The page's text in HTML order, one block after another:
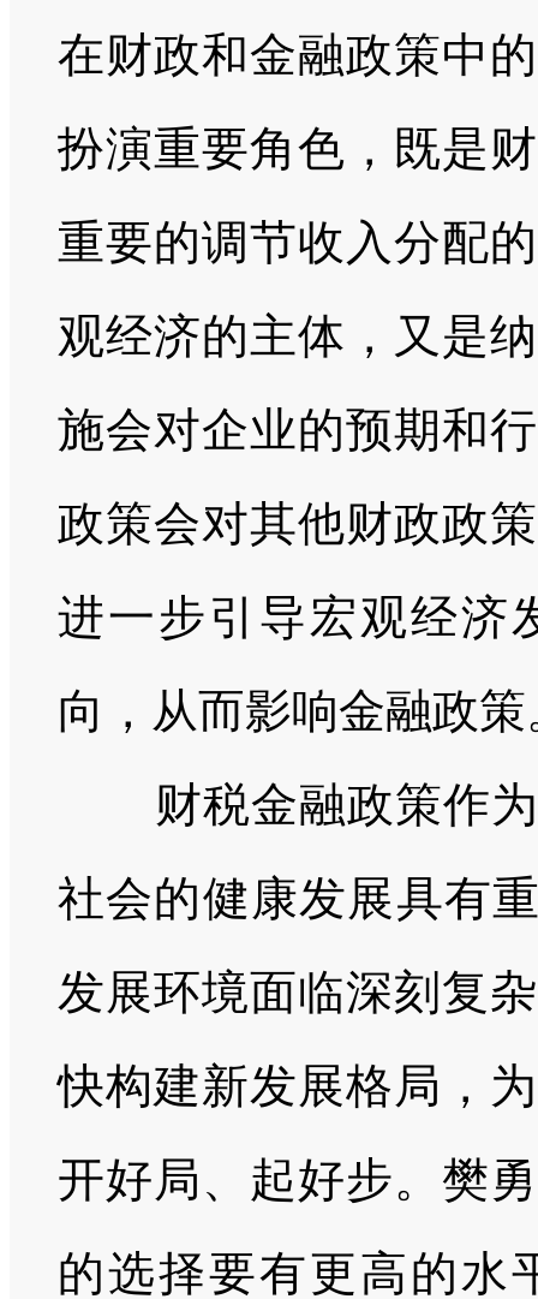
在财政和金融政策中
扮演重要角色，既是
重要的调节收入分配
观经济的主体，又是
施会对企业的预期和
政策会对其他财政政
进一步引导宏观经济
向，从而影响金融政策
财税金融政策作为
社会的健康发展具有
发展环境面临深刻复
快构建新发展格局，
开好局、起好步。樊
的选择要有更高的水